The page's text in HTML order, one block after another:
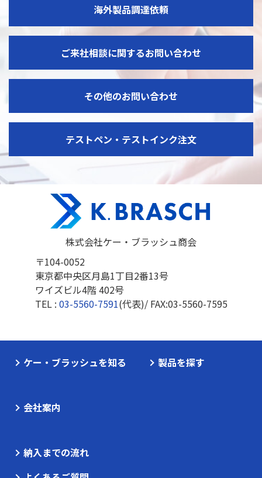
海外製品調達依頼
ご来社相談に関するお問い合わせ
その他のお問い合わせ
テストペン・テストインク注文
株式会社ケー・ブラッシュ商会
〒104-0052
東京都中央区月島1丁目2番13号
ワイズビル4階 402号
TEL : 03-5560-7591(代表)/ FAX:03-5560-7595
ケー・ブラッシュを知る 製品を探す
会社案内
納入までの流れ